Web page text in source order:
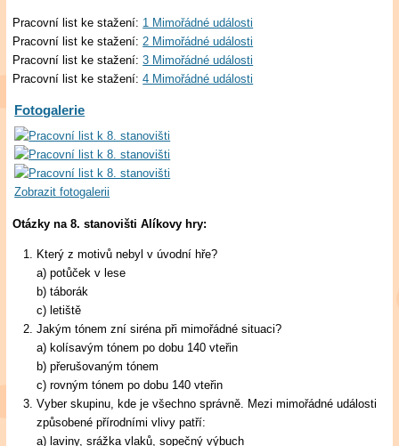
Pracovní list ke stažení: 1 Mimořádné události
Pracovní list ke stažení: 2 Mimořádné události
Pracovní list ke stažení:3 Mimořádné události
Pracovní list ke stažení:4 Mimořádné události
Fotogalerie
Zobrazit fotogalerii
Otázky na 8. stanovišti Alíkovy hry:
Který z motivů nebyl v úvodní hře?
a) potůček v lese
b) táborák
c) letiště
Jakým tónem zní siréna při mimořádné situaci?
a) kolísavým tónem po dobu 140 vteřin
b) přerušovaným tónem
c) rovným tónem po dobu 140 vteřin
Vyber skupinu, kde je všechno správně. Mezi mimořádné události
způsobené přírodními vlivy patří:
a) laviny, srážka vlaků, sopečný výbuch